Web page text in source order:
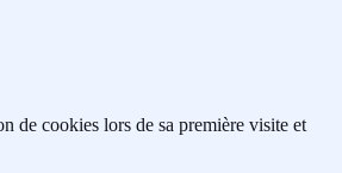
de cookies lors de sa première visite et